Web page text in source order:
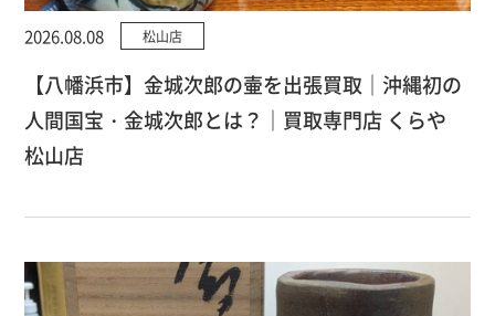
2026.08.08 松山店
【八幡浜市】金城次郎の壷を出張買取｜沖縄初の
人間国宝・金城次郎とは？｜買取専門店 くらや
松山店